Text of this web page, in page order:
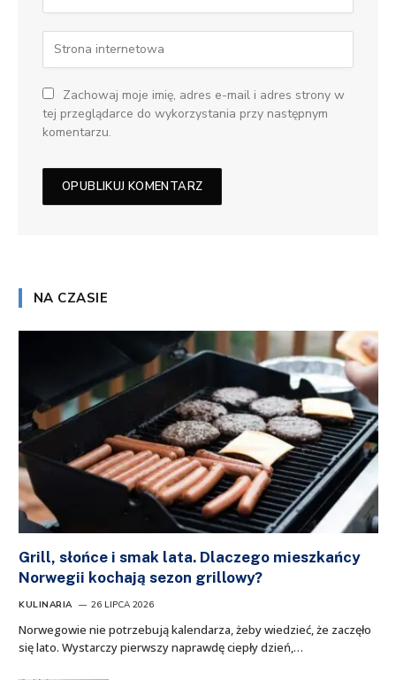
Zachowaj moje imię, adres e-mail i adres strony w
tej przeglądarce do wykorzystania przy następnym
komentarzu.
NA CZASIE
Grill, słońce i smak lata. Dlaczego mieszkańcy
Norwegii kochają sezon grillowy?
KULINARIA 26 LIPCA 2026
Norwegowie nie potrzebują kalendarza, żeby wiedzieć, że zaczęło
się lato. Wystarczy pierwszy naprawdę ciepły dzień,…